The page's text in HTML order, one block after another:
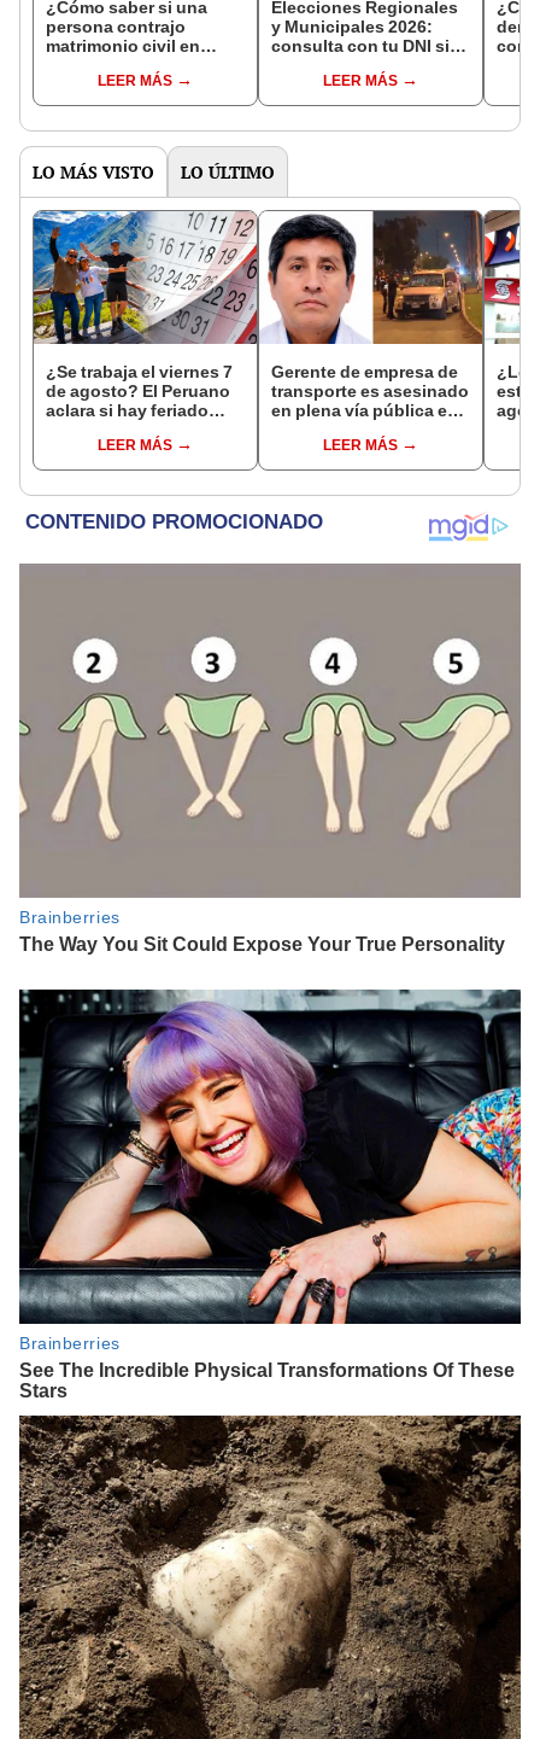
¿Cómo saber si una
persona contrajo
matrimonio civil en
LEER MÁS
Elecciones Regionales
y Municipales 2026:
consulta con tu DNI si
de mesa para este 4 de
octubre en el link oficial
LEER MÁS
con
LO MÁS VISTO LO ÚLTIMO
¿Se trabaja el viernes 7
de agosto? El Peruano
aclara si hay feriado
del 6 de agosto
LEER MÁS
Gerente de empresa de
transporte es asesinado
en plena vía pública en
sobrevivió al ataque
LEER MÁS
este